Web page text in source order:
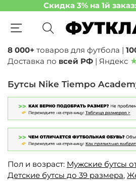
Скидка 3% на 1й заказ:
8 000+ товаров для футбола |
Доставка по всей РФ | Яндекс
Бутсы Nike Tiempo
Пол и возраст: Мужские бутсы
Детские бутсы до 39 размера,